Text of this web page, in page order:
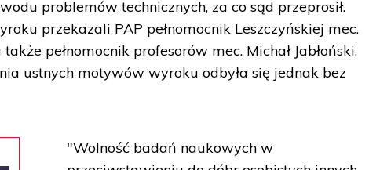
problemów technicznych, za co sąd przeprosił.
przekazali PAP pełnomocnik Leszczyńskiej mec.
pełnomocnik profesorów mec. Michał Jabłoński.
ustnych motywów wyroku odbyła się jednak bez
"Wolność badań naukowych w